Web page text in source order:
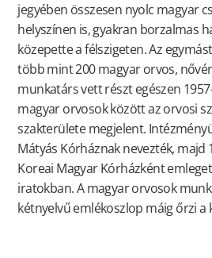
jegyében összesen nyolc magyar
helyszínen is, gyakran borzalmas
közepette a félszigeten. Az
több mint 200 magyar orvos,
munkatárs vett részt egészen
magyar orvosok között az orvosi
szakterülete megjelent.
Mátyás Kórháznak nevezték, majd
Koreai Magyar Kórházként
iratokban. A magyar orvosok
kétnyelvű emlékoszlop máig őrzi a